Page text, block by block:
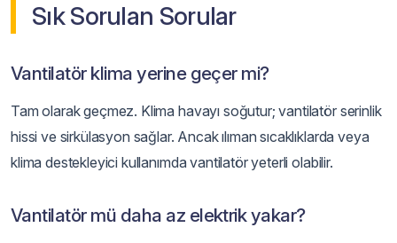
Sık Sorulan Sorular
Vantilatör klima yerine geçer mi?
Tam olarak geçmez. Klima havayı soğutur; vantilatör serinlik
hissi ve sirkülasyon sağlar. Ancak ılıman sıcaklıklarda veya
klima destekleyici kullanımda vantilatör yeterli olabilir.
Vantilatör mü daha az elektrik yakar?